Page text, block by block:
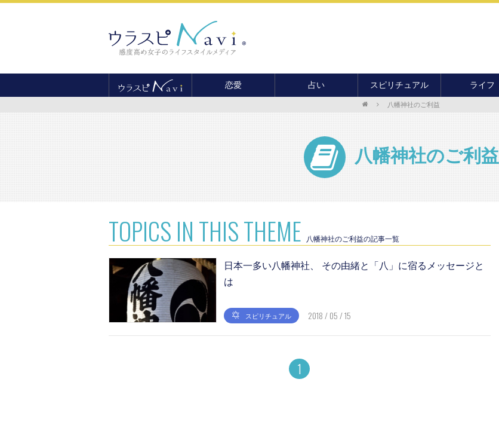
恋愛 占い
カード占い
おもしろ占い
運命・予言
スピリチュアル
開運
オカルト
ライフ
旅行
八幡神社のご利益
八幡神社のご利益
TOPICS IN THIS THEME 八幡神社のご利益の記事一覧
日本一多い八幡神社、 その由緒と「八」に宿るメッセージと
は
スピリチュアル 2018 / 05 / 15
1